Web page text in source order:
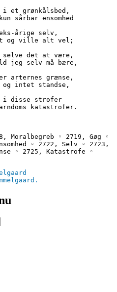
i et grønkålsbed,
kun sårbar ensomhed
årige selv,
og ville alt vel;
selve det at være,
vold jeg selv må bære,
arternes grænse,
og intet standse,
i disse strofer
barndoms katastrofer.
Moralbegreb ◦ 2719, Gøg ◦
◦ 2722, Selv ◦ 2723,
◦ 2725, Katastrofe ◦